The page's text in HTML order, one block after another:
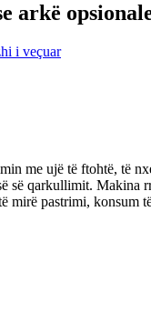
arkë
me ujë të ftohtë, të
qarkullimit.
pastrimi, konsum